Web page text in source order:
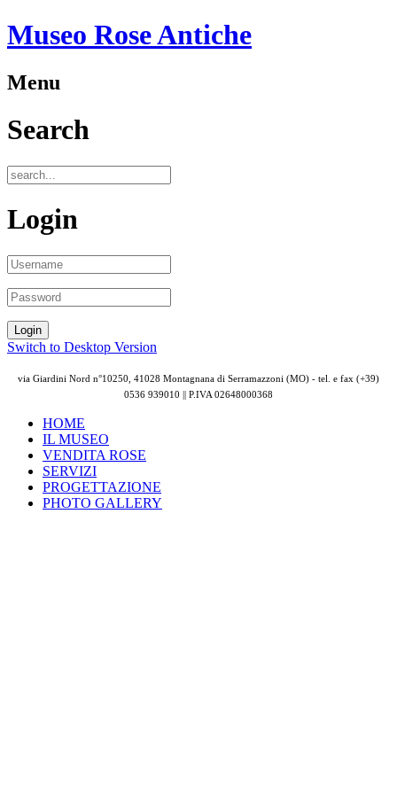
Museo Rose Antiche
Menu
Search
Login
Switch to Desktop Version
via Giardini Nord n°10250, 41028 Montagnana di Serramazzoni (MO) - tel. e fax (+39)
0536 939010 || P.IVA 02648000368
HOME
IL MUSEO
VENDITA ROSE
SERVIZI
PROGETTAZIONE
PHOTO GALLERY